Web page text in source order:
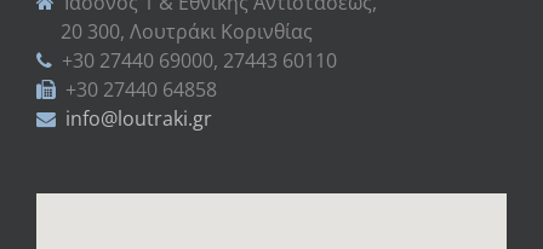
20 300, Λουτράκι Κορινθίας
+30 27440 69000, 27443 60110
+30 27440 64858
info@loutraki.gr